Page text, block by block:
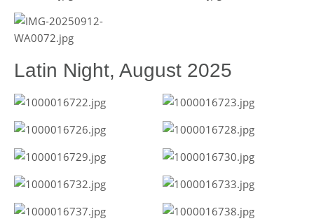
Latin Night, August 2025